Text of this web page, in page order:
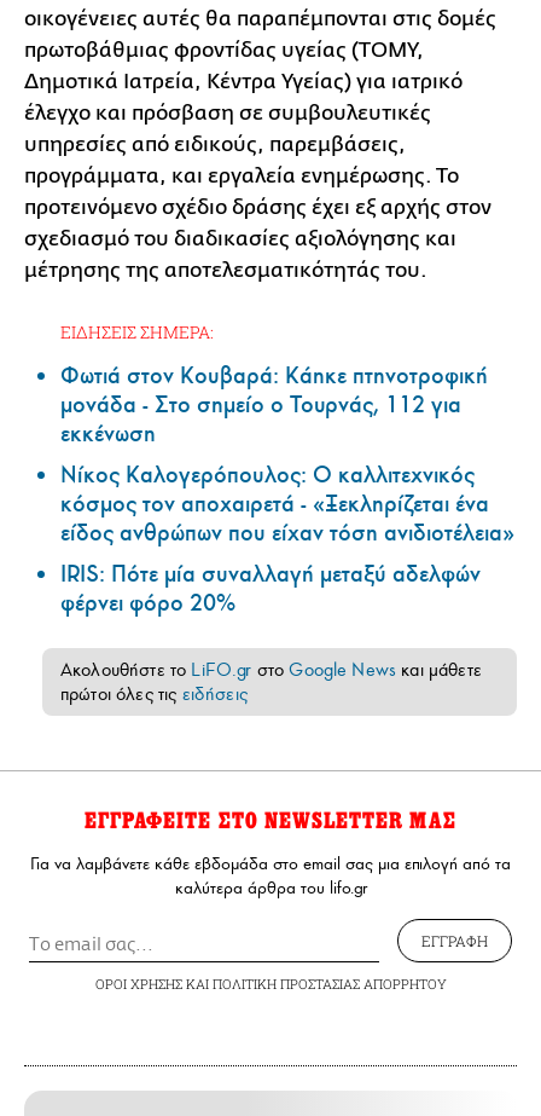
οικογένειες αυτές θα παραπέμπονται στις δομές
πρωτοβάθμιας φροντίδας υγείας (ΤΟΜΥ,
Δημοτικά Ιατρεία, Κέντρα Υγείας) για ιατρικό
έλεγχο και πρόσβαση σε συμβουλευτικές
υπηρεσίες από ειδικούς, παρεμβάσεις,
προγράμματα, και εργαλεία ενημέρωσης. Το
προτεινόμενο σχέδιο δράσης έχει εξ αρχής στον
σχεδιασμό του διαδικασίες αξιολόγησης και
μέτρησης της αποτελεσματικότητάς του.
ΕΙΔΗΣΕΙΣ ΣΗΜΕΡΑ:
Φωτιά στον Κουβαρά: Κάηκε πτηνοτροφική
μονάδα - Στο σημείο ο Τουρνάς, 112 για
εκκένωση
Νίκος Καλογερόπουλος: Ο καλλιτεχνικός
κόσμος τον αποχαιρετά - «Ξεκληρίζεται ένα
είδος ανθρώπων που είχαν τόση ανιδιοτέλεια»
IRIS: Πότε μία συναλλαγή μεταξύ αδελφών
φέρνει φόρο 20%
Ακολουθήστε το LiFO.gr στοGoogle News και μάθετε
πρώτοι όλες τις ειδήσεις
ΕΓΓΡΑΦΕΙΤΕ ΣΤΟ NEWSLETTER ΜΑΣ
Για να λαμβάνετε κάθε εβδομάδα στο email σας μια επιλογή από τα
καλύτερα άρθρα του lifo.gr
ΕΓΓΡΑΦΗ
ΟΡΟΙ ΧΡΗΣΗΣΚΑΙ ΠΟΛΙΤΙΚΗ ΠΡΟΣΤΑΣΙΑΣ ΑΠΟΡΡΗΤΟΥ